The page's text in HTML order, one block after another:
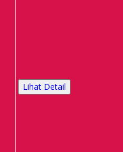
Lihat Detail